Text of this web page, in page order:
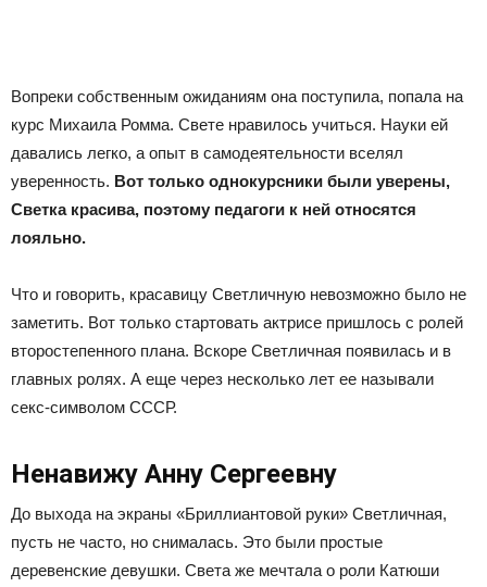
Вопреки собственным ожиданиям она поступила, попала на
курс Михаила Ромма. Свете нравилось учиться. Науки ей
давались легко, а опыт в самодеятельности вселял
уверенность. Вот только однокурсники были уверены,
Светка красива, поэтому педагоги к ней относятся
лояльно.
Что и говорить, красавицу Светличную невозможно было не
заметить. Вот только стартовать актрисе пришлось с ролей
второстепенного плана. Вскоре Светличная появилась и в
главных ролях. А еще через несколько лет ее называли
секс-символом СССР.
Ненавижу Анну Сергеевну
До выхода на экраны «Бриллиантовой руки» Светличная,
пусть не часто, но снималась. Это были простые
деревенские девушки. Света же мечтала о роли Катюши